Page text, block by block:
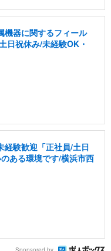
機器に関するフィール
日祝休み/未経験OK・
経験歓迎「正社員/土日
ある環境です/横浜市西